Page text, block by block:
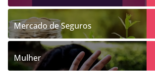
Mercado de Seguros
Mulher